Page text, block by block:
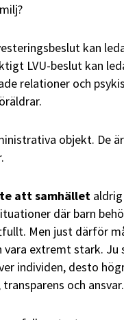
kan
LVU-beslut kan
relationer och
objekt. De
att samhället
där barn
Men just därför
vara extremt stark. Ju
individen, desto
och ansvar.